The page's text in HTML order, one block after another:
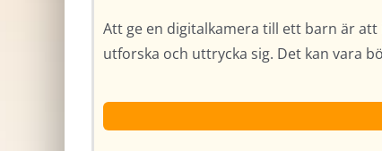
Att ge en digitalkamera till ett barn är
utforska och uttrycka sig. Det kan vara